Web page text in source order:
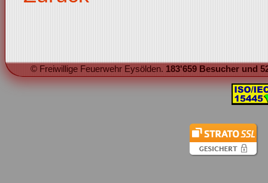
© Freiwillige Feuerwehr Eysölden. 183'659 Besucher und